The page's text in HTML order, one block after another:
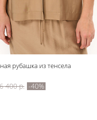
рубашка из тенсела
400 р. -40%